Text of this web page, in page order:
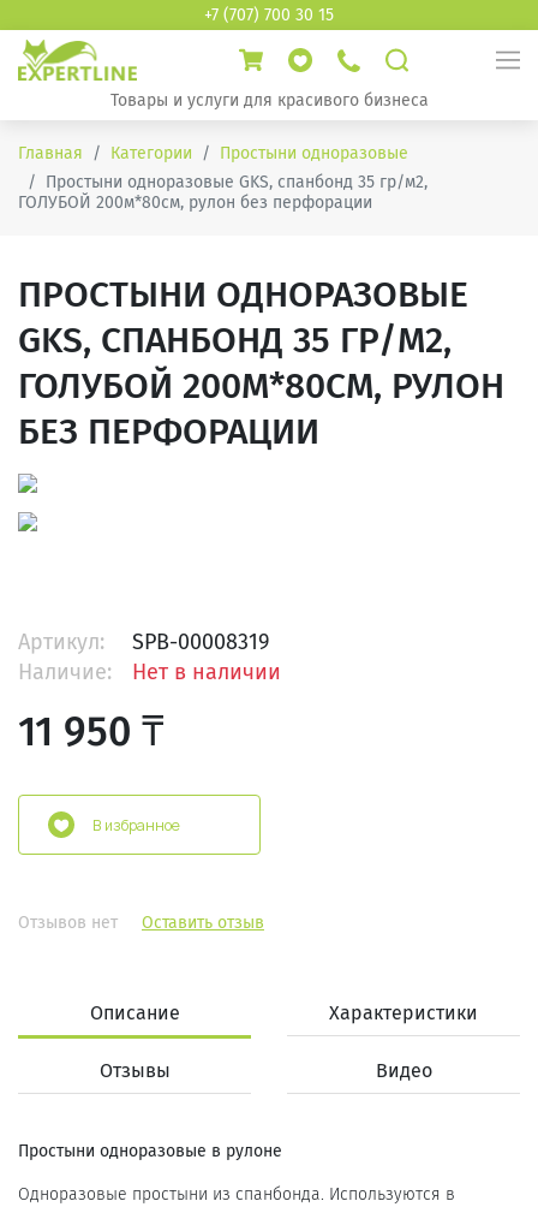
+7 (707) 700 30 15
Товары и услуги для красивого бизнеса
Главная Категории
Простыни одноразовые
Простыни одноразовые GKS, спанбонд 35 гр/м2,
ГОЛУБОЙ 200м*80см, рулон без перфорации
ПРОСТЫНИ ОДНОРАЗОВЫЕ
GKS, СПАНБОНД 35 ГР/М2,
ГОЛУБОЙ 200М*80СМ, РУЛОН
БЕЗ ПЕРФОРАЦИИ
Артикул:
SPB-00008319
Наличие:
Нет в наличии
11 950 ₸
В избранное
Отзывов нет Оставить отзыв
Описание Характеристики
Отзывы Видео
Простыни одноразовые в рулоне
Одноразовые простыни из спанбонда. Используются в